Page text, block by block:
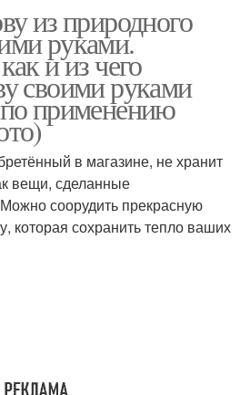
из природного
руками.
и из чего
своими руками
применению
в магазине, не хранит
вещи, сделанные
соорудить прекрасную
которая сохранить тепло ваших